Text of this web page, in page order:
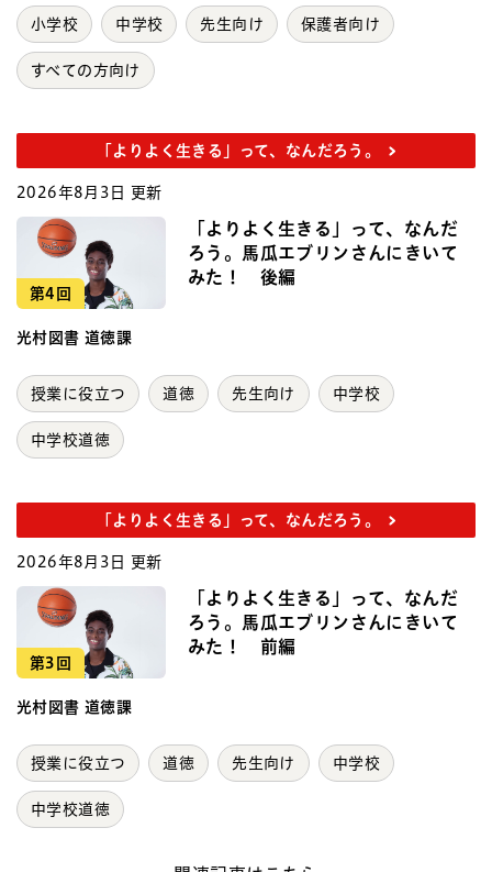
小学校 中学校 先生向け 保護者向け
すべての方向け
「よりよく生きる」って、なんだろう。
2026年8月3日 更新
第4回
「よりよく生きる」って、なんだ
ろう。馬瓜エブリンさんにきいて
みた！ 後編
光村図書 道徳課
授業に役立つ 道徳 先生向け 中学校
中学校道徳
「よりよく生きる」って、なんだろう。
2026年8月3日 更新
第3回
「よりよく生きる」って、なんだ
ろう。馬瓜エブリンさんにきいて
みた！ 前編
光村図書 道徳課
授業に役立つ 道徳 先生向け 中学校
中学校道徳